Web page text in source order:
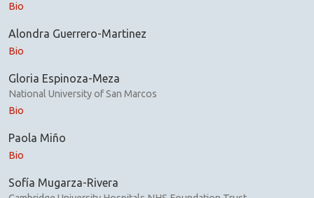
Bio
Alondra Guerrero-Martinez
Bio
Gloria Espinoza-Meza
National University of San Marcos
Bio
Paola Miño
Bio
Sofía Mugarza-Rivera